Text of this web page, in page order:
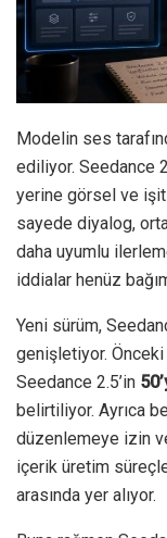
Modelin ses
ediliyor. Seedance
yerine görsel ve
sayede diyalog,
daha uyumlu
iddialar henüz
Yeni sürüm,
genişletiyor. Önceki
Seedance 2.5’in
belirtiliyor. Ayrıca
düzenlemeye izin
içerik üretim
arasında yer alıyor.